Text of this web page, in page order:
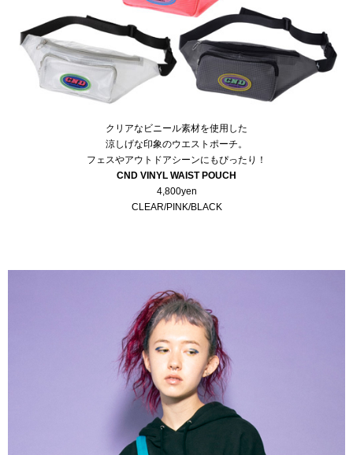
クリアなビニール素材を使用した
涼しげな印象のウエストポーチ。
フェスやアウトドアシーンにもぴったり！
CND VINYL WAIST POUCH
4,800yen
CLEAR/PINK/BLACK